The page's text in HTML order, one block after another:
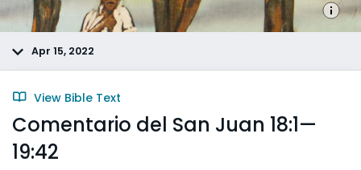
Apr 15, 2022
View Bible Text
Comentario del San Juan 18:1—
19:42